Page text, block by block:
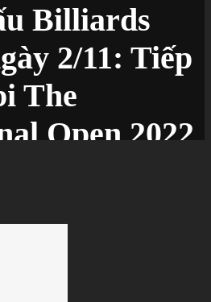
Billiards
2/11: Tiếp
The
Open 2022